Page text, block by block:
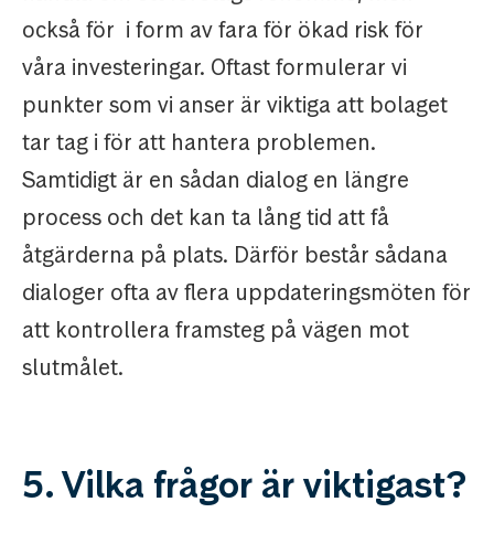
också för i form av fara för ökad risk för
våra investeringar. Oftast formulerar vi
punkter som vi anser är viktiga att bolaget
tar tag i för att hantera problemen.
Samtidigt är en sådan dialog en längre
process och det kan ta lång tid att få
åtgärderna på plats. Därför består sådana
dialoger ofta av flera uppdateringsmöten för
att kontrollera framsteg på vägen mot
slutmålet.
5. Vilka frågor är viktigast?